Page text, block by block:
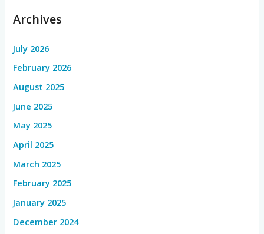
Archives
July 2026
February 2026
August 2025
June 2025
May 2025
April 2025
March 2025
February 2025
January 2025
December 2024